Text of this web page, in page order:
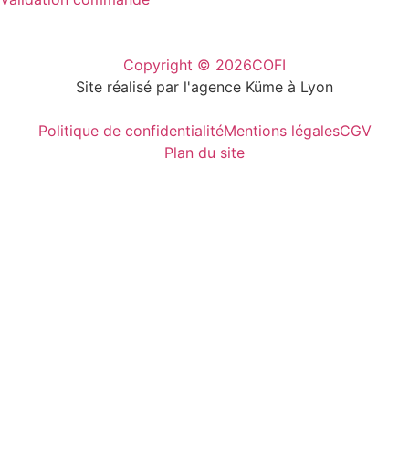
Copyright © 2026COFI
Site réalisé par l'agence Küme à Lyon
Politique de confidentialitéMentions légalesCGV
Plan du site